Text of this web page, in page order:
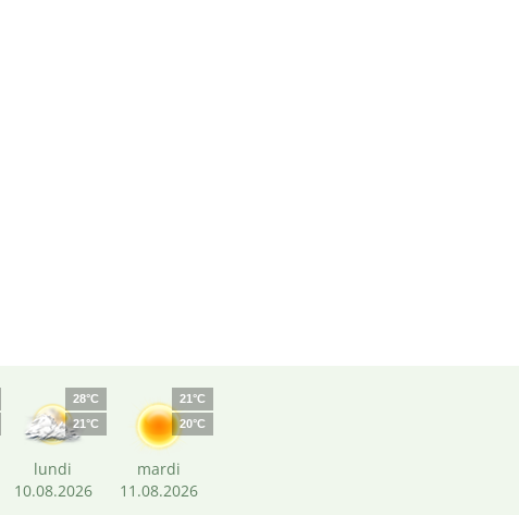
28°C
21°C
lundi
10.08.2026
21°C
20°C
mardi
11.08.2026